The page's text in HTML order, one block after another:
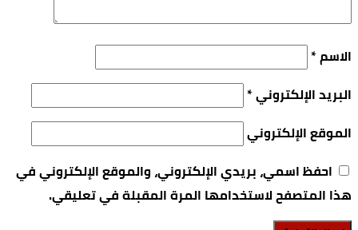
الاسم*
البريد الإلكتروني*
الموقع الإلكتروني
احفظ اسمي، بريدي الإلكتروني، والموقع الإلكتروني في
هذا المتصفح لاستخدامها المرة المقبلة في تعليقي.